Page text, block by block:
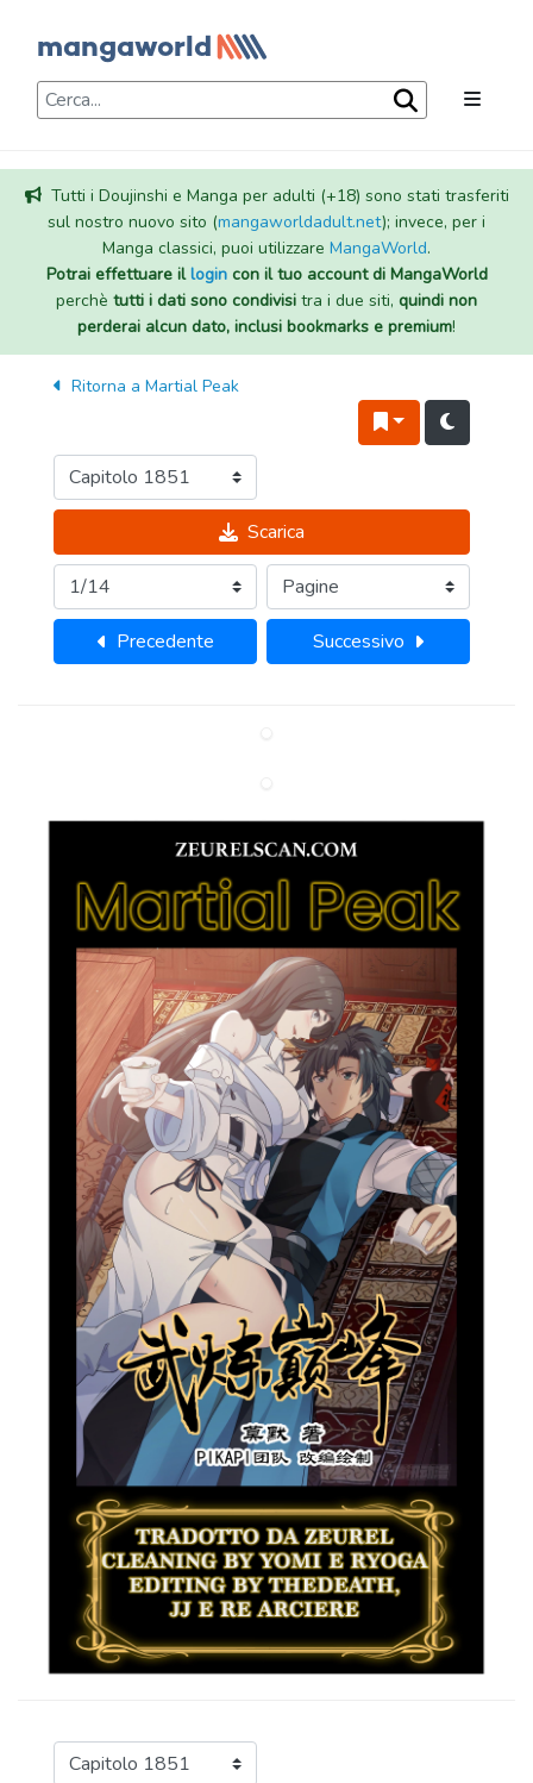
Tutti i Doujinshi e Manga per adulti (+18) sono stati trasferiti
sul nostro nuovo sito (mangaworldadult.net); invece, per i
Manga classici, puoi utilizzare MangaWorld.
Potrai effettuare illogincon il tuo account di MangaWorld
perchè tutti i dati sono condivisi tra i due siti, quindi non
perderai alcun dato, inclusi bookmarks e premium!
Ritorna a Martial Peak
Scarica
Precedente Successivo